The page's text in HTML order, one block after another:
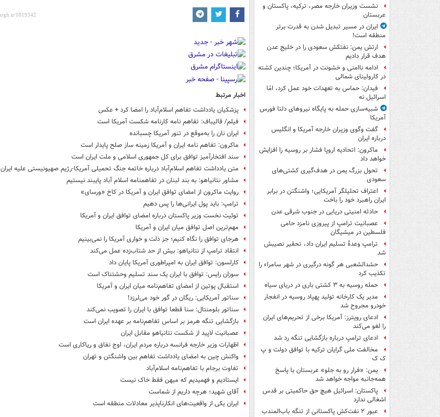
نشست وزیران خارجه مصر، ترکیه، پاکستان و
عربستان
ایران در مسیر تبدیل شدن به قدرت برتر
منطقه است!
ارتش یمن: نفتکش سعودی را در خلیج عدن
هدف قرار دادیم
ادامه ناامنی و خشونت در آمریکا؛ چندین کشته
در کارولینای شمالی
فیدان: حماس به تعهدات خود عمل کرد، امّا
اسرائیل نه
شبیه‌سازی حمله به پایگاه نیروهای دلتا فورس
آمریکا
گفت وگوی وزیران خارجه آمریکا و انگلیس
درباره ایران
ماکرون: اتحادیه اروپا فشار بر روسیه را افزایش
خواهد داد
تحول بزرگ یمن در هدف‌گیری کشتی‌های
سعودی
اعتراف تحلیلگر آمریکایی؛ واشنگتن در برابر
ایران راهبرد خود را باخت
حادثه امنیتی دریایی در جنوب شرقی عدن
عصبانیت ترامپ از پیروزی نامزد حامی
فلسطین در میشیگان
ترامپ وعدۀ تسلیم ایران داد، تحقیر نصیبش
شد
حشدالشعبی هر گونه درگیری در شهر سامراء را
تکذیب کرد
حمله روسیه به ۳ کشتی باری در دریای سیاه
مدیر یک کارخانه تولید پهپاد روسیه در انفجار
خودرو مجروح شد
ادعای رویترز: آمریکا برخی از تحریم‌های ایران
را لغو می‌کند
ادعای ترامپ درباره بازگشایی تنگه رد شد
مخالفت ملی گرایان ترکیه با توافق دولت و پ
ک ک
یمن: «فرار رو به جلو» عربستان با پاسخ
همه‌جانبه‌ مواجه خواهد شد
پاکستان: اسرائیل هیچ حق حاکمیتی بر قدس
اشغالی ندارد
عبور ۲ نفت‌کش پاکستانی از تنگه باب‌المندب
اخبار مرتبط
پزشکیان یادداشت تفاهم اسلام‌آباد را امضا کرد + عکس
فیلم/ قالیباف: تفاهم نامه کارنامه شکست آمریکا است
ایران نان را به‌موقع در تنور آمریکا چسبانده
ماکرون: تفاهم نامه ایران و آمریکا زمینه ساز صلح پایدار است
سند افتخارآمیز توافق برای کل جمهوری اسلامی و ملت ایران است
متن یادداشت تفاهم اسلام‌آباد درباره خاتمه جنگ تحمیلی آمریکا-رژیم صهیونیستی علیه ایران
مشاور نتانیاهو: به بند لبنان در تفاهمنامه اسلام آباد پایبند نیستیم
روایت ماکرون از امضای توافق ایران و آمریکا در کاخ «ورسای»
ترامپ: باید پول ایرانی‌ها را پس دهیم
توئیت نخست وزیر پاکستان درباره امضای توافق ایران و آمریکا
مهم‌ترین اصل توافق میان ایران و آمریکا
هرجای توافق را نگاه کنیم؛ جز ذلت و خواری آمریکا را نمی‌بینیم
انتقاد ترامپ از نتانیاهو: بیش از حد شتاب‌زده عمل می‌کند
کارلسون: توافق ایران به امپراطوری آمریکا پایان داد
سوزان رایس: توافق با ایران یک سند تسلیم وحشتناک است
استقبال پوتین از امضای تفاهم‌نامه میان ایران و آمریکا
سناتور آمریکایی: ریگان در گور خود می‌لرزد!
سناتور بلومنتال: سنا قطعا توافق با ایران را تصویب نمی‌کند
بازگشایی تنگه هرمز بر اساس تفاهم‌نامه بر عهده ایران است
عصبانیت لاپید از شکست نتانیاهو مقابل ایران
اظهارات وزیر خارجه فرانسه درباره مردم ایران، اوج نفاق و ریاکاری است
واکنش چین به امضای یادداشت تفاهم بین واشنگتن و تهران
تفاوت برجام با تفاهم‌نامه اسلام‌آباد
ایستادیم و فهمیدیم که میهن فقط خاک نیست
آقای شهید؛ هرچه داریم از شماست
ایران یکی از واقعیت‌های انکارناپذیر معادلات منطقه است